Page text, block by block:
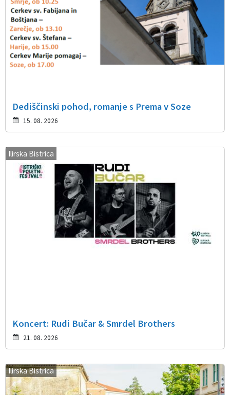
Dediščinski pohod, romanje s Prema v Soze
15. 08. 2026
Ilirska Bistrica
Koncert: Rudi Bučar & Smrdel Brothers
21. 08. 2026
Ilirska Bistrica